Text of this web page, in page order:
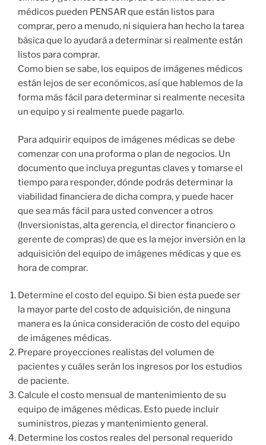
médicos pueden PENSAR que están listos para
comprar, pero a menudo, ni siquiera han hecho la tarea
básica que lo ayudará a determinar si realmente están
listos para comprar.
Como bien se sabe, los equipos de imágenes médicos
están lejos de ser económicos, así que hablemos de la
forma más fácil para determinar si realmente necesita
un equipo y si realmente puede pagarlo.
Para adquirir equipos de imágenes médicas se debe
comenzar con una proforma o plan de negocios. Un
documento que incluya preguntas claves y tomarse el
tiempo para responder, dónde podrás determinar la
viabilidad financiera de dicha compra, y puede hacer
que sea más fácil para usted convencer a otros
(Inversionistas, alta gerencia, el director financiero o
gerente de compras) de que es la mejor inversión en la
adquisición del equipo de imágenes médicas y que es
hora de comprar.
Determine el costo del equipo. Si bien esta puede ser
la mayor parte del costo de adquisición, de ninguna
manera es la única consideración de costo del equipo
de imágenes médicas.
Prepare proyecciones realistas del volumen de
pacientes y cuáles serán los ingresos por los estudios
de paciente.
Calcule el costo mensual de mantenimiento de su
equipo de imágenes médicas. Esto puede incluir
suministros, piezas y mantenimiento general.
Determine los costos reales del personal requerido